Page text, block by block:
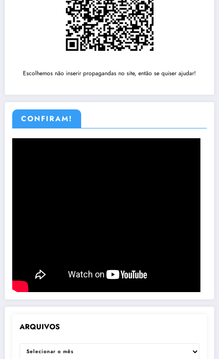
Escolhemos não inserir propagandas no site, então se quiser ajudar!
CONFIRAM!
ARQUIVOS
ARQUIVOS